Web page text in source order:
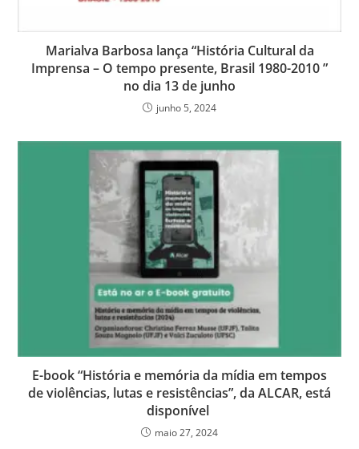
Marialva Barbosa lança “História Cultural da
Imprensa – O tempo presente, Brasil 1980-2010 ”
no dia 13 de junho
junho 5, 2024
E-book “História e memória da mídia em tempos
de violências, lutas e resistências”, da ALCAR, está
disponível
maio 27, 2024